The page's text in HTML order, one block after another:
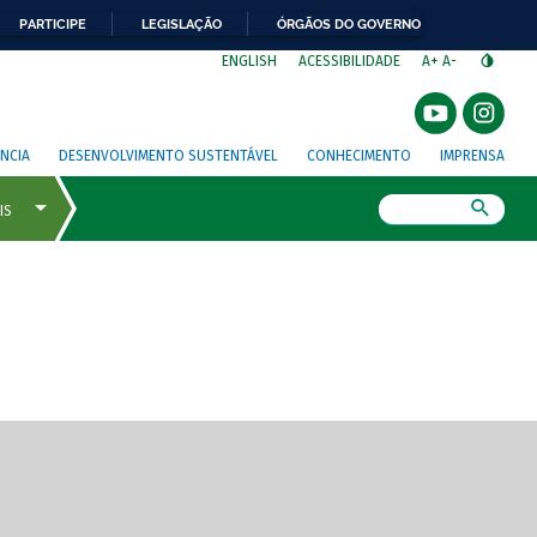
PARTICIPE LEGISLAÇÃO ÓRGÃOS DO GOVERNO
ENGLISH ACESSIBILIDADE A+ A-
DESENVOLVIMENTO SUSTENTÁVEL CONHECIMENTO IMPRENSA
de tela